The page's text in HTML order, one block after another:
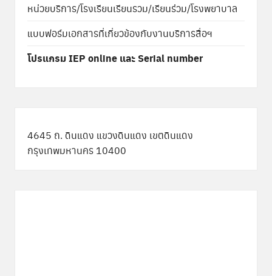
หน่วยบริการ/โรงเรียนเรียนรวม/เรียนร่วม/โรงพยาบาล
แบบฟอร์มเอกสารที่เกี่ยวข้องกับงานบริการสื่อฯ
โปรแกรม IEP online และ Serial number
4645 ถ. ดินแดง แขวงดินแดง เขตดินแดง
กรุงเทพมหานคร 10400